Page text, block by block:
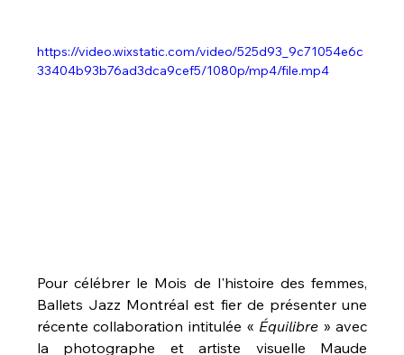
https://video.wixstatic.com/video/525d93_9c71054e6c
33404b93b76ad3dca9cef5/1080p/mp4/file.mp4
Pour célébrer le Mois de l'histoire des femmes,
Ballets Jazz Montréal est fier de présenter une
récente collaboration intitulée « Équilibre » avec
la photographe et artiste visuelle Maude